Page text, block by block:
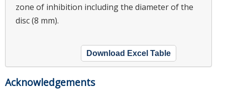
zone of inhibition including the diameter of the
disc (8 mm).
Download Excel Table
Acknowledgements